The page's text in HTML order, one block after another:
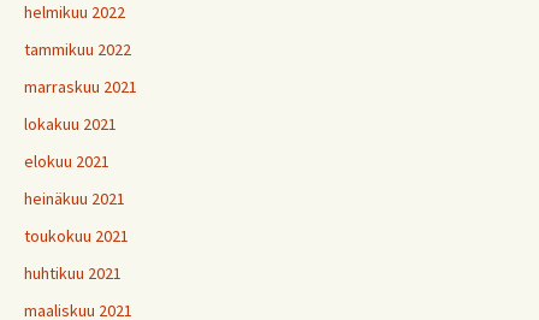
helmikuu 2022
tammikuu 2022
marraskuu 2021
lokakuu 2021
elokuu 2021
heinäkuu 2021
toukokuu 2021
huhtikuu 2021
maaliskuu 2021